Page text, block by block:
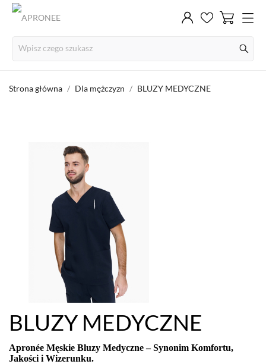
Strona główna Dla mężczyzn BLUZY MEDYCZNE
BLUZY MEDYCZNE
Apronée Męskie Bluzy Medyczne – Synonim Komfortu,
Jakości i Wizerunku.